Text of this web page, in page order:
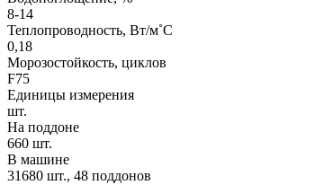
8-14
Теплопроводность, Вт/м˚С
0,18
Морозостойкость, циклов
F75
Единицы измерения
шт.
На поддоне
660 шт.
В машине
31680 шт., 48 поддонов